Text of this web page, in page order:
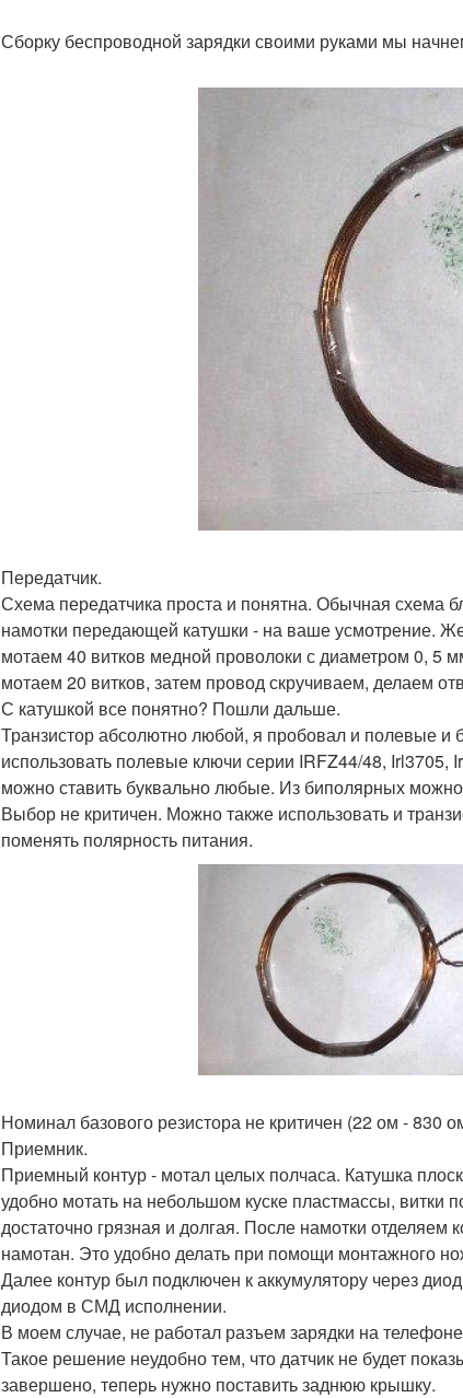
Сборку беспроводной зарядки своими руками мы
Передатчик.
Схема передатчика проста и понятна. Обычная схема
намотки передающей катушки - на ваше усмотрение.
мотаем 40 витков медной проволоки с диаметром 0, 5
мотаем 20 витков, затем провод скручиваем, делаем
С катушкой все понятно? Пошли дальше.
Транзистор абсолютно любой, я пробовал и полевые
использовать полевые ключи серии IRFZ44/48, Irl3705,
можно ставить буквально любые. Из биполярных
Выбор не критичен. Можно также использовать и
поменять полярность питания.
Номинал базового резистора не критичен (22 ом - 830
Приемник.
Приемный контур - мотал целых полчаса. Катушка
удобно мотать на небольшом куске пластмассы, витки
достаточно грязная и долгая. После намотки отделяем
намотан. Это удобно делать при помощи монтажного
Далее контур был подключен к аккумулятору через
диодом в СМД исполнении.
В моем случае, не работал разъем зарядки на
Такое решение неудобно тем, что датчик не будет
завершено, теперь нужно поставить заднюю крышку.